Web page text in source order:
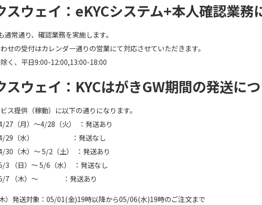
スウェイ：eKYCシステム+本人確認業務
通常通り、確認業務を実施します。
せの受付はカレンダー通りの営業にて対応させていただきます。
く、平日9:00-12:00,13:00-18:00
スウェイ：KYCはがきGW期間の発送につ
ス提供（稼動）に以下の通りになります。
（月）～4/28（火） ：発送あり
29（水） ：発送なし
（木）～ 5/2（土） ：発送あり
（日）～ 5/6（水） ：発送なし
7 （木）～ ：発送あり
）発送対象：05/01(金)19時以降から05/06(水)19時のご注文まで